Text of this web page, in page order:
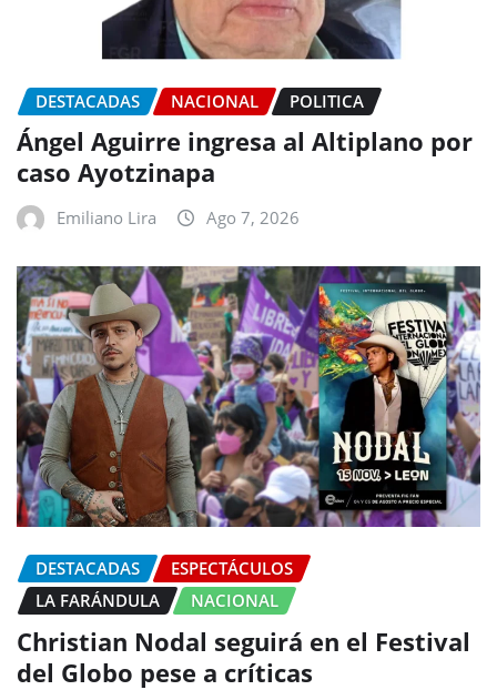
DESTACADAS NACIONAL POLITICA
Ángel Aguirre ingresa al Altiplano por
caso Ayotzinapa
Emiliano Lira Ago 7, 2026
DESTACADAS
ESPECTÁCULOS
LA FARÁNDULA
NACIONAL
Christian Nodal seguirá en el Festival
del Globo pese a críticas